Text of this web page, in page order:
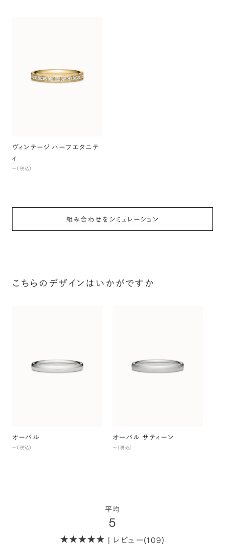
ヴィンテージ ハーフエタニテ
ィ
〜（税込）
組み合わせをシミュレーション
こちらのデザインはいかがですか
オーバル
〜（税込）
オーバル サティーン
〜（税込）
平均
5
| レビュー(109)